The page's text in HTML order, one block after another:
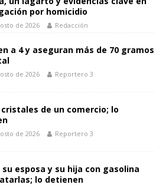
n
k
por homicidio
de 2026 Redacción
a 4 y aseguran más de 70 gramos
de 2026 Reportero 3
cristales de un comercio; lo
de 2026 Reportero 3
su esposa y su hija con gasolina
lo detienen